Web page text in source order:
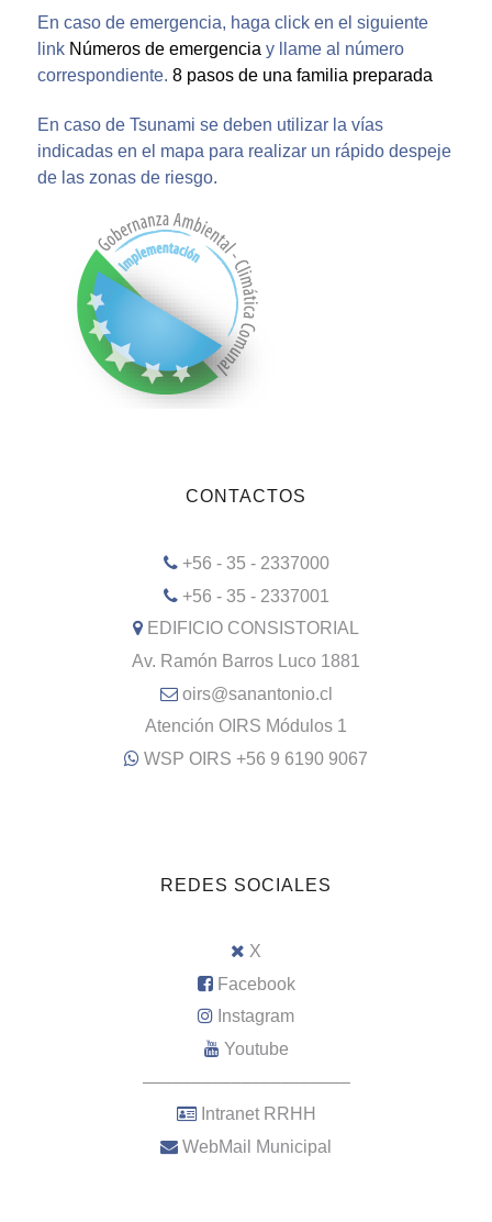
En caso de emergencia, haga click en el siguiente
link Números de emergencia y llame al número
correspondiente. 8 pasos de una familia preparada
En caso de Tsunami se deben utilizar la vías
indicadas en el mapa para realizar un rápido despeje
de las zonas de riesgo.
CONTACTOS
+56 - 35 - 2337000
+56 - 35 - 2337001
EDIFICIO CONSISTORIAL
Av. Ramón Barros Luco 1881
oirs@sanantonio.cl
Atención OIRS Módulos 1
WSP OIRS +56 9 6190 9067
REDES SOCIALES
X
Facebook
Instagram
Youtube
–––––––––––––––––––––
Intranet RRHH
WebMail Municipal